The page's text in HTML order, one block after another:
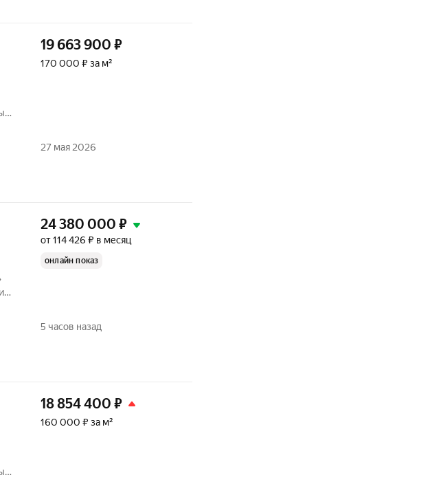
19 663 900 ₽
170 000 ₽ за м²
27 мая 2026
24 380 000 ₽
от 114 426 ₽ в месяц
онлайн показ
5 часов назад
18 854 400 ₽
160 000 ₽ за м²